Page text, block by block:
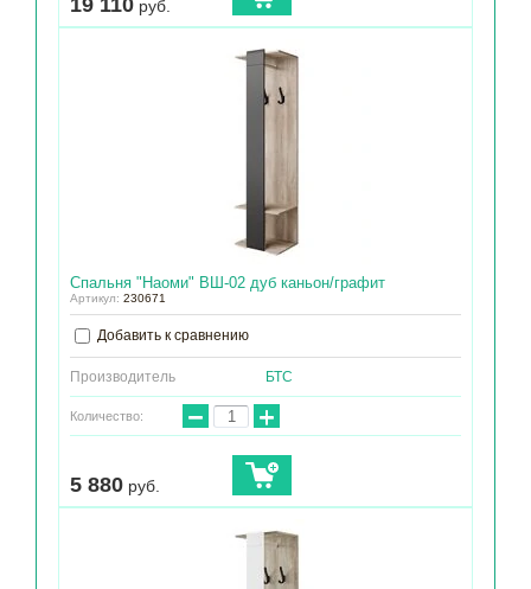
19 110 руб.
Спальня "Наоми" ВШ-02 дуб каньон/графит
Артикул: 230671
Добавить к сравнению
Производитель БТС
Количество: − +
5 880 руб.